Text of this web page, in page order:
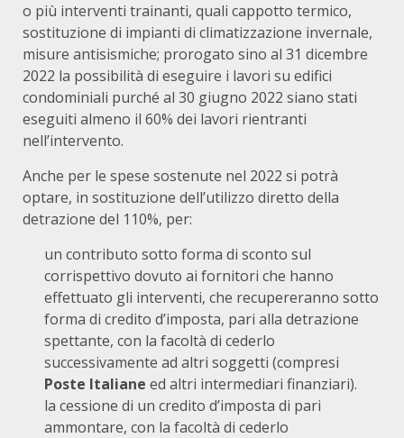
o più interventi trainanti, quali cappotto termico,
sostituzione di impianti di climatizzazione invernale,
misure antisismiche; prorogato sino al 31 dicembre
2022 la possibilità di eseguire i lavori su edifici
condominiali purché al 30 giugno 2022 siano stati
eseguiti almeno il 60% dei lavori rientranti
nell’intervento.
Anche per le spese sostenute nel 2022 si potrà
optare, in sostituzione dell’utilizzo diretto della
detrazione del 110%, per:
un contributo sotto forma di sconto sul
corrispettivo dovuto ai fornitori che hanno
effettuato gli interventi, che recupereranno sotto
forma di credito d’imposta, pari alla detrazione
spettante, con la facoltà di cederlo
successivamente ad altri soggetti (compresi
Poste Italiane ed altri intermediari finanziari).
la cessione di un credito d’imposta di pari
ammontare, con la facoltà di cederlo